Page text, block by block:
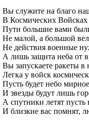
Вы служите на благо
В Космических Войсках
Пути большие вами
Не малой, а большой
Не действия военные
А лишь защита неба от
Вы запускаете ракеты в
Легка у войск
Пусть будет небо
И звезды будут лишь
А спутники летят
И близкие вас помнят,